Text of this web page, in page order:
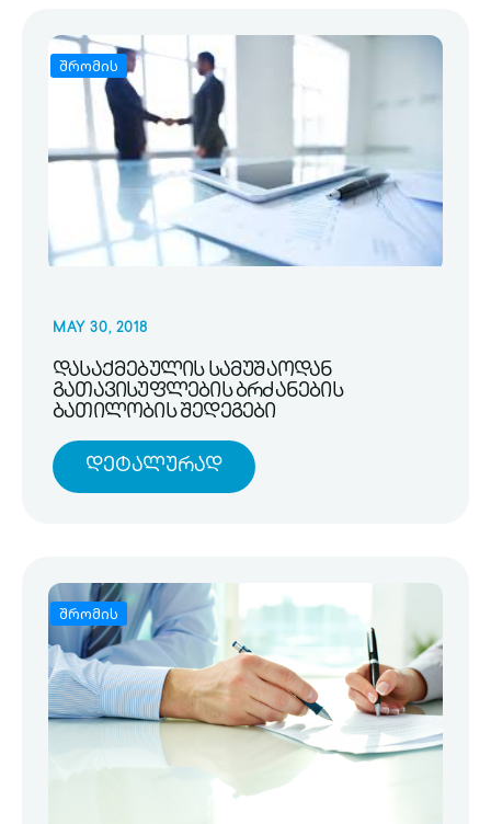
შრომის
MAY 30, 2018
დასაქმებულის სამუშაოდან
გათავისუფლების ბრძანების
ბათილობის შედეგები
Დეტალურად
შრომის